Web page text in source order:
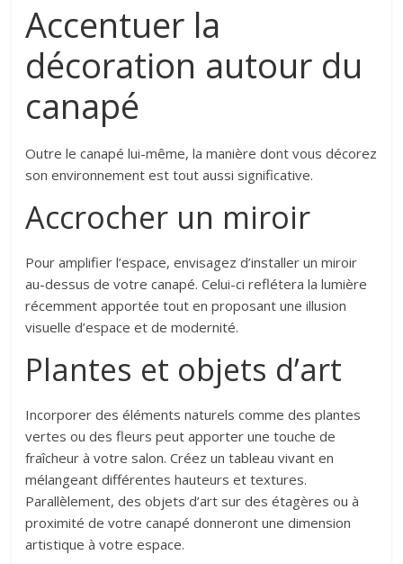
Accentuer la
décoration autour du
canapé
Outre le canapé lui-même, la manière dont vous décorez
son environnement est tout aussi significative.
Accrocher un miroir
Pour amplifier l’espace, envisagez d’installer un miroir
au-dessus de votre canapé. Celui-ci reflétera la lumière
récemment apportée tout en proposant une illusion
visuelle d’espace et de modernité.
Plantes et objets d’art
Incorporer des éléments naturels comme des plantes
vertes ou des fleurs peut apporter une touche de
fraîcheur à votre salon. Créez un tableau vivant en
mélangeant différentes hauteurs et textures.
Parallèlement, des objets d’art sur des étagères ou à
proximité de votre canapé donneront une dimension
artistique à votre espace.